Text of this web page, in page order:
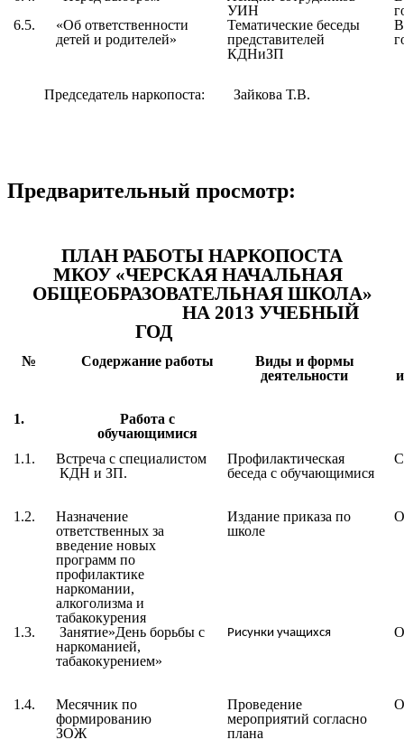
УИН
6.5.
«Об ответственности
детей и родителей»
Тематические беседы
представителей
КДНиЗП
В
Председатель наркопоста: Зайкова Т.В.
Предварительный просмотр:
ПЛАН РАБОТЫ НАРКОПОСТА
МКОУ «ЧЕРСКАЯ НАЧАЛЬНАЯ
ОБЩЕОБРАЗОВАТЕЛЬНАЯ ШКОЛА»
НА 2013 УЧЕБНЫЙ
ГОД
№ Содержание работы
Виды и формы
деятельности
1.
Работа с
обучающимися
1.1.
Встреча с специалистом
КДН и ЗП.
Профилактическая
беседа с обучающимися
1.2.
Назначение
ответственных за
введение новых
программ по
профилактике
наркомании,
алкоголизма и
табакокурения
Издание приказа по
школе
1.3.
Занятие»День борьбы с
наркоманией,
табакокурением»
Рисунки учащихся
1.4.
Месячник по
формированию
ЗОЖ
Проведение
мероприятий согласно
плана